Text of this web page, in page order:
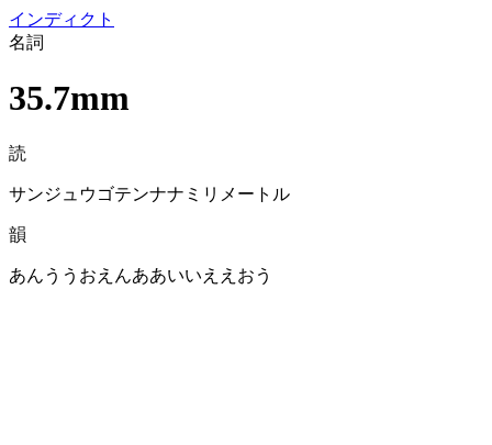
インディクト
名詞
35.7mm
読
サンジュウゴテンナナミリメートル
韻
あんううおえんああいいええおう